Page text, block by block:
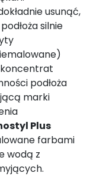
usunąć,
silnie
koncentrat
podłoża
marki
Plus
farbami
wodą z